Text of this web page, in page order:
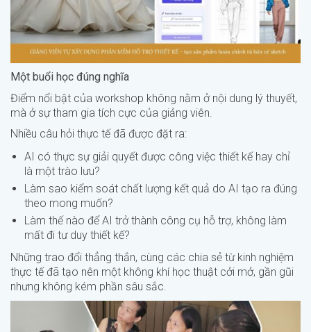
Một buổi học đúng nghĩa
Điểm nổi bật của workshop không nằm ở nội dung lý thuyết,
mà ở sự tham gia tích cực của giảng viên.
Nhiều câu hỏi thực tế đã được đặt ra:
AI có thực sự giải quyết được công việc thiết kế hay chỉ
là một trào lưu?
Làm sao kiểm soát chất lượng kết quả do AI tạo ra đúng
theo mong muốn?
Làm thế nào để AI trở thành công cụ hỗ trợ, không làm
mất đi tư duy thiết kế?
Những trao đổi thẳng thắn, cùng các chia sẻ từ kinh nghiệm
thực tế đã tạo nên một không khí học thuật cởi mở, gần gũi
nhưng không kém phần sâu sắc.